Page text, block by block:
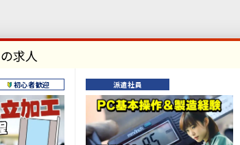
の求人
初心者歓迎 派遣社員